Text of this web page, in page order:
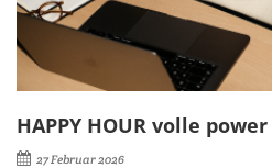
HAPPY HOUR volle power
27 Februar 2026